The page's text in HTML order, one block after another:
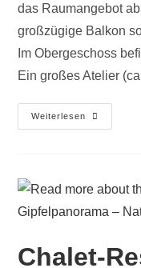
das Raumangebot
großzügige Balkon
Im Obergeschoss
Ein großes Atelier
Weiterlesen
Chalet-